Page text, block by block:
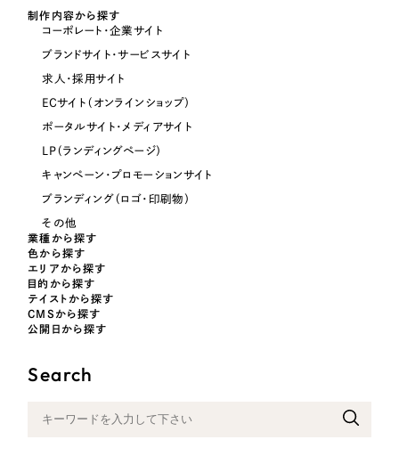
グリーン・緑色
ブルー・青色
パープル・紫色
ピンク・桃色
制作内容から探す
コーポレート・企業サイト
ブランドサイト・サービスサイト
求人・採用サイト
ECサイト（オンラインショップ）
ポータルサイト・メディアサイト
LP（ランディングページ）
キャンペーン・プロモーションサイト
ブランディング（ロゴ・印刷物）
その他
業種から探す
色から探す
エリアから探す
目的から探す
テイストから探す
CMSから探す
公開日から探す
Search